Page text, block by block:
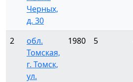
Черных,
д. 30
2
обл.
Томская,
г. Томск,
ул.
1980 5